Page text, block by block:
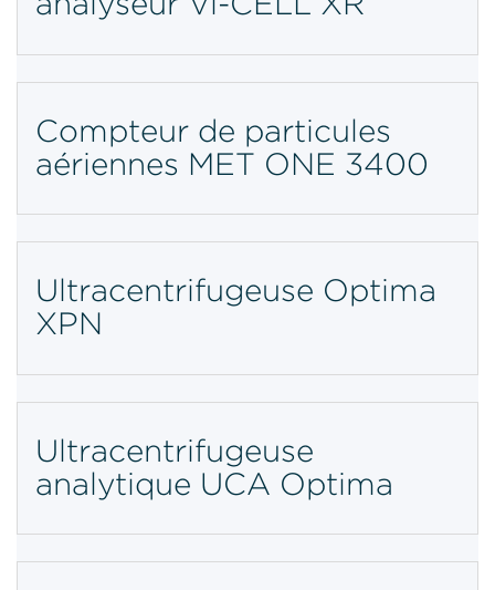
Compteur de particules
aériennes MET ONE 3400
Ultracentrifugeuse Optima
XPN
Ultracentrifugeuse
analytique UCA Optima